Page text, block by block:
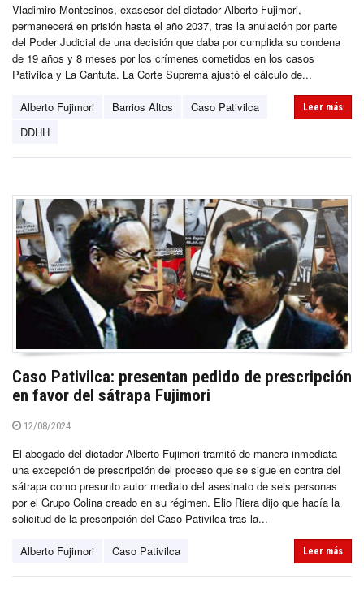
Vladimiro Montesinos, exasesor del dictador Alberto Fujimori,
permanecerá en prisión hasta el año 2037, tras la anulación por parte
del Poder Judicial de una decisión que daba por cumplida su condena
de 19 años y 8 meses por los crímenes cometidos en los casos
Pativilca y La Cantuta. La Corte Suprema ajustó el cálculo de...
Alberto Fujimori Barrios Altos
Caso Pativilca
DDHH
Leer más
Caso Pativilca: presentan pedido de prescripción
en favor del sátrapa Fujimori
12/08/2024
El abogado del dictador Alberto Fujimori tramitó de manera inmediata
una excepción de prescripción del proceso que se sigue en contra del
sátrapa como presunto autor mediato del asesinato de seis personas
por el Grupo Colina creado en su régimen. Elio Riera dijo que hacía la
solicitud de la prescripción del Caso Pativilca tras la...
Alberto Fujimori Caso Pativilca Leer más